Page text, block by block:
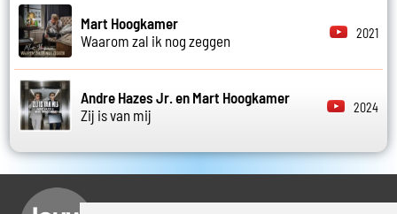
Mart Hoogkamer
Waarom zal ik nog zeggen
2021
Andre Hazes Jr. en Mart Hoogkamer
Zij is van mij
2024